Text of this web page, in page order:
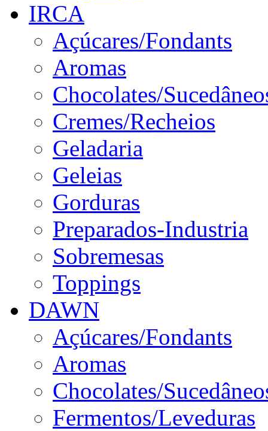
IRCA
Açúcares/Fondants
Aromas
Chocolates/
Cremes/Recheios
Geladaria
Geleias
Gorduras
Preparados-Industria
Sobremesas
Toppings
DAWN
Açúcares/Fondants
Aromas
Chocolates/
Fermentos/Leveduras